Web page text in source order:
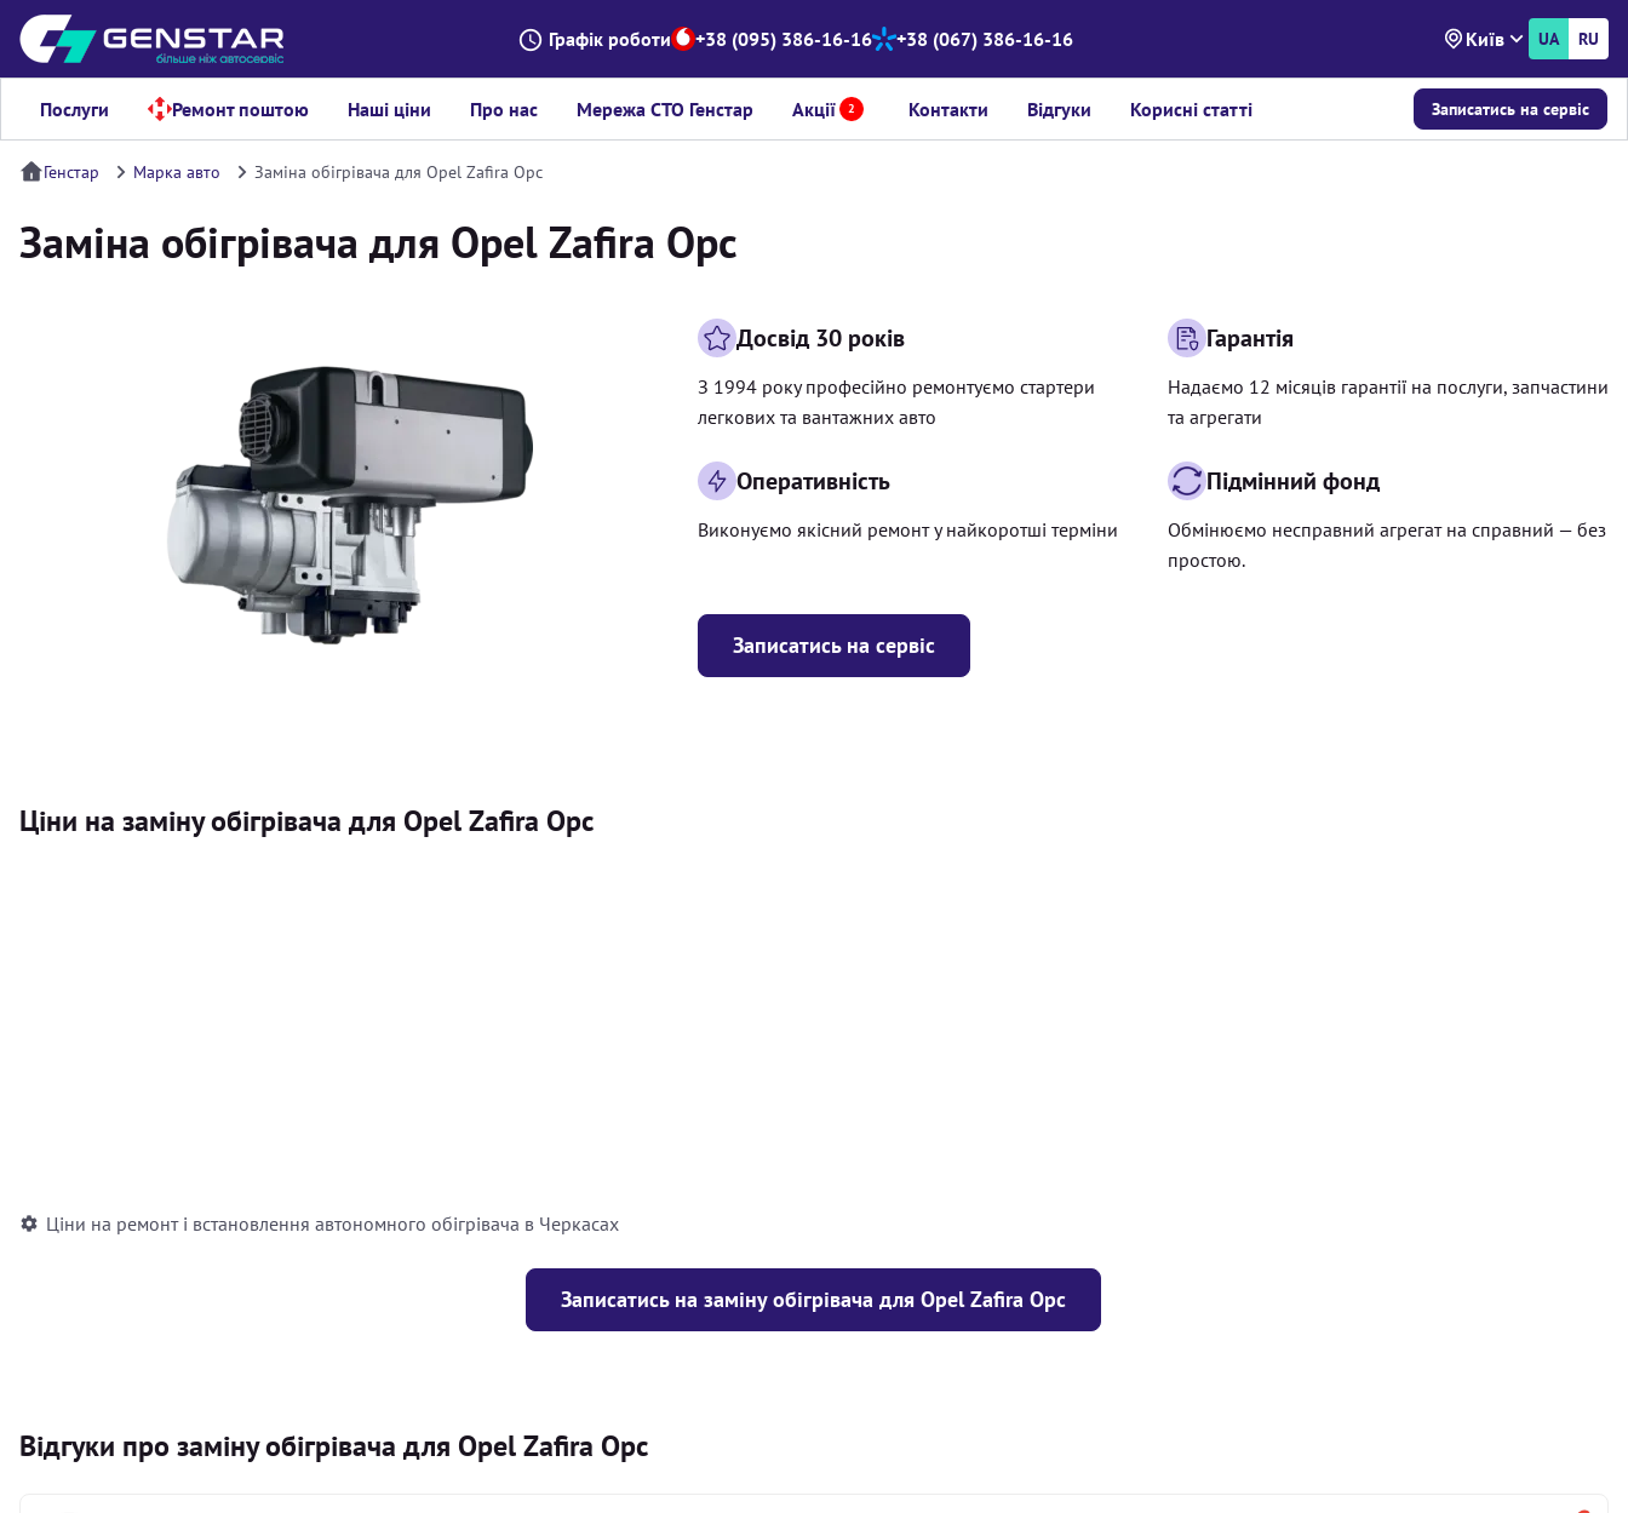
Графік роботи +38 (095) 386-16-16 +38 (067) 386-16-16 Київ UA RU
Послуги Ремонт поштою Наші ціни Про нас Мережа СТО Генстар Акції 2 Контакти Відгуки Корисні статті Записатись на сервіс
Генстар Марка авто Заміна обігрівача для Opel Zafira Opc
Заміна обігрівача для Opel Zafira Opc
Записатись на сервіс
Досвід 30 років
З 1994 року професійно ремонтуємо стартери
легкових та вантажних авто
Гарантія
Надаємо 12 місяців гарантії на послуги, запчастини
та агрегати
Оперативність
Виконуємо якісний ремонт у найкоротші терміни
Підмінний фонд
Обмінюємо несправний агрегат на справний — без
простою.
Ціни на заміну обігрівача для Opel Zafira Opc
Ціни на ремонт і встановлення автономного обігрівача в Черкасах
Записатись на заміну обігрівача для Opel Zafira Opc
Відгуки про заміну обігрівача для Opel Zafira Opc